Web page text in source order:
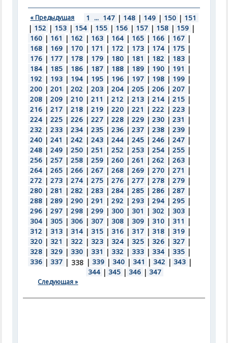
« Предыдущая 1 ... 147 | 148 | 149 | 150 | 151
| 152 | 153 | 154 | 155 | 156 | 157 | 158 | 159 |
160 | 161 | 162 | 163 | 164 | 165 | 166 | 167 |
168 | 169 | 170 | 171 | 172 | 173 | 174 | 175 |
176 | 177 | 178 | 179 | 180 | 181 | 182 | 183 |
184 | 185 | 186 | 187 | 188 | 189 | 190 | 191 |
192 | 193 | 194 | 195 | 196 | 197 | 198 | 199 |
200 | 201 | 202 | 203 | 204 | 205 | 206 | 207 |
208 | 209 | 210 | 211 | 212 | 213 | 214 | 215 |
216 | 217 | 218 | 219 | 220 | 221 | 222 | 223 |
224 | 225 | 226 | 227 | 228 | 229 | 230 | 231 |
232 | 233 | 234 | 235 | 236 | 237 | 238 | 239 |
240 | 241 | 242 | 243 | 244 | 245 | 246 | 247 |
248 | 249 | 250 | 251 | 252 | 253 | 254 | 255 |
256 | 257 | 258 | 259 | 260 | 261 | 262 | 263 |
264 | 265 | 266 | 267 | 268 | 269 | 270 | 271 |
272 | 273 | 274 | 275 | 276 | 277 | 278 | 279 |
280 | 281 | 282 | 283 | 284 | 285 | 286 | 287 |
288 | 289 | 290 | 291 | 292 | 293 | 294 | 295 |
296 | 297 | 298 | 299 | 300 | 301 | 302 | 303 |
304 | 305 | 306 | 307 | 308 | 309 | 310 | 311 |
312 | 313 | 314 | 315 | 316 | 317 | 318 | 319 |
320 | 321 | 322 | 323 | 324 | 325 | 326 | 327 |
328 | 329 | 330 | 331 | 332 | 333 | 334 | 335 |
336 | 337 | 338 | 339 | 340 | 341 | 342 | 343 |
344 | 345 | 346 | 347
Следующая »